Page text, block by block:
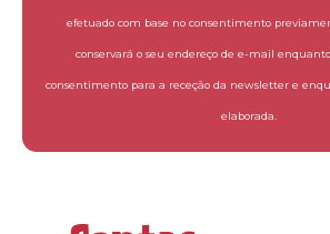
efetuado com base no consentimento
conservará o seu endereço de e-mail
consentimento para a receção da newsletter e
elaborada.